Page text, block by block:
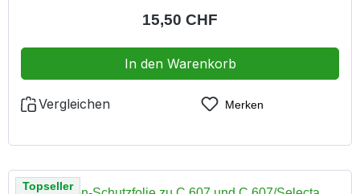
Regulärer Preis:
15,50 CHF
In den Warenkorb
Vergleichen Merken
Topseller